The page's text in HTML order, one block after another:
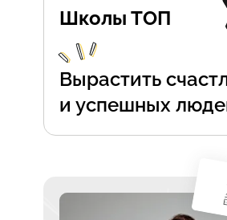
Школы ТОП
Вырастить
и успешных